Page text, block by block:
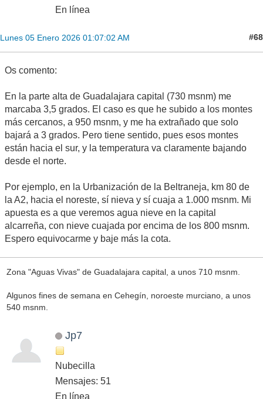
En línea
Lunes 05 Enero 2026 01:07:02 AM #68
Os comento:
En la parte alta de Guadalajara capital (730 msnm) me
marcaba 3,5 grados. El caso es que he subido a los montes
más cercanos, a 950 msnm, y me ha extrañado que solo
bajará a 3 grados. Pero tiene sentido, pues esos montes
están hacia el sur, y la temperatura va claramente bajando
desde el norte.
Por ejemplo, en la Urbanización de la Beltraneja, km 80 de
la A2, hacia el noreste, sí nieva y sí cuaja a 1.000 msnm. Mi
apuesta es a que veremos agua nieve en la capital
alcarreña, con nieve cuajada por encima de los 800 msnm.
Espero equivocarme y baje más la cota.
Zona "Aguas Vivas" de Guadalajara capital, a unos 710 msnm.
Algunos fines de semana en Cehegín, noroeste murciano, a unos
540 msnm.
Jp7
Nubecilla
Mensajes: 51
En línea